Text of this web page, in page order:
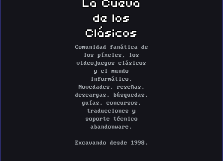
de los
Clásicos
Comunidad fanática de
los píxeles, los
videojuegos clásicos
y el mundo
informático.
Novedades, reseñas,
descargas, búsquedas,
guías, concursos,
traducciones y
soporte técnico
abandonware.
Excavando desde 1998.